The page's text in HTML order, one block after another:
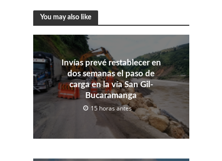
You may also like
Invías prevé restablecer en
dos semanas el paso de
carga en la vía San Gil-
Bucaramanga
15 horas antes